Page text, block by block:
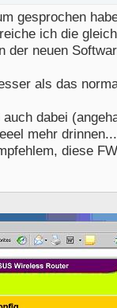
gesprochen
ich die
der neuen
als das
dabei
mehr
diese